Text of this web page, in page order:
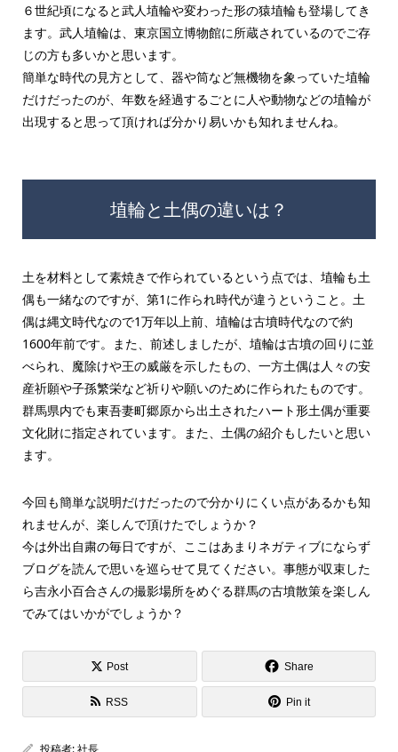
６世紀頃になると武人埴輪や変わった形の猿埴輪も登場してき
ます。武人埴輪は、東京国立博物館に所蔵されているのでご存
じの方も多いかと思います。
簡単な時代の見方として、器や筒など無機物を象っていた埴輪
だけだったのが、年数を経過するごとに人や動物などの埴輪が
出現すると思って頂ければ分かり易いかも知れませんね。
埴輪と土偶の違いは？
土を材料として素焼きで作られているという点では、埴輪も土
偶も一緒なのですが、第1に作られ時代が違うということ。土
偶は縄文時代なので1万年以上前、埴輪は古墳時代なので約
1600年前です。また、前述しましたが、埴輪は古墳の回りに並
べられ、魔除けや王の威厳を示したもの、一方土偶は人々の安
産祈願や子孫繁栄など祈りや願いのために作られたものです。
群馬県内でも東吾妻町郷原から出土されたハート形土偶が重要
文化財に指定されています。また、土偶の紹介もしたいと思い
ます。
今回も簡単な説明だけだったので分かりにくい点があるかも知
れませんが、楽しんで頂けたでしょうか？
今は外出自粛の毎日ですが、ここはあまりネガティブにならず
ブログを読んで思いを巡らせて見てください。事態が収束した
ら吉永小百合さんの撮影場所をめぐる群馬の古墳散策を楽しん
でみてはいかがでしょうか？
Post Share
RSS Pin it
投稿者:社長